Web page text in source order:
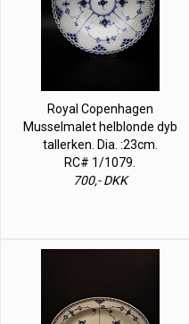
Royal Copenhagen
Musselmalet helblonde dyb
tallerken. Dia. :23cm.
RC# 1/1079.
700,- DKK